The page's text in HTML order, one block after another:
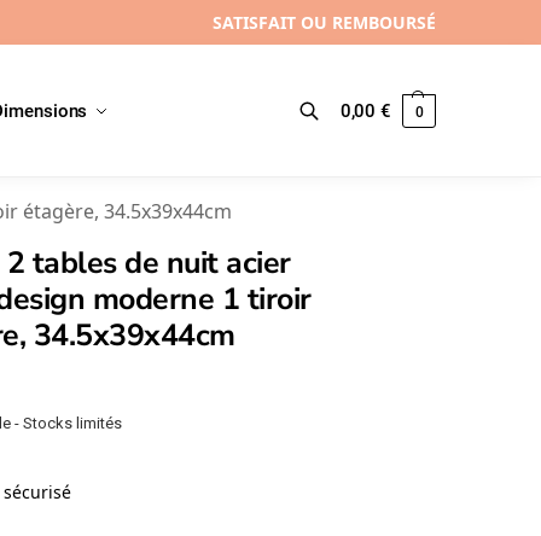
SATISFAIT OU REMBOURSÉ
Recherche 0,00€ 0
étagère, 34.5x39x44cm
tables de nuit acier
moderne 1 tiroir
34.5x39x44cm
- Stocks limités